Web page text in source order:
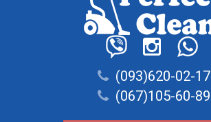
(093)620-02-17
(067)105-60-89